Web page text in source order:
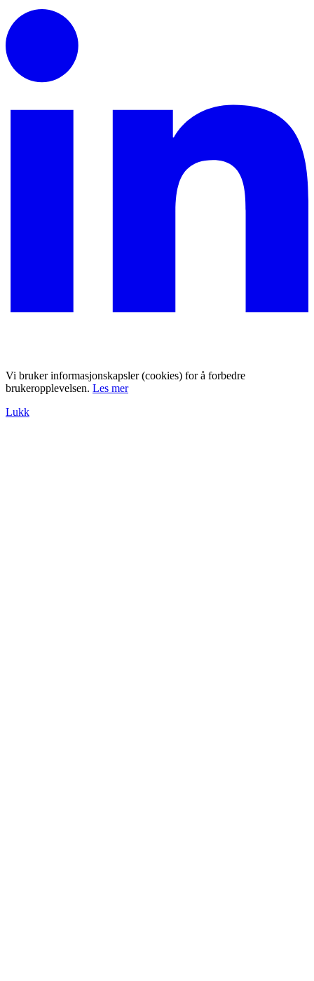
Vi bruker informasjonskapsler (cookies) for å forbedre
brukeropplevelsen. Les mer
Lukk